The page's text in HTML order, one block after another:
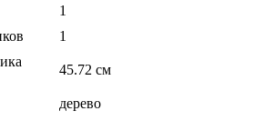
1
1
45.72 см
дерево